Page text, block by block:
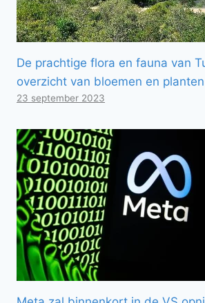
De prachtige flora en fauna van
overzicht van bloemen en planten
23 september 2023